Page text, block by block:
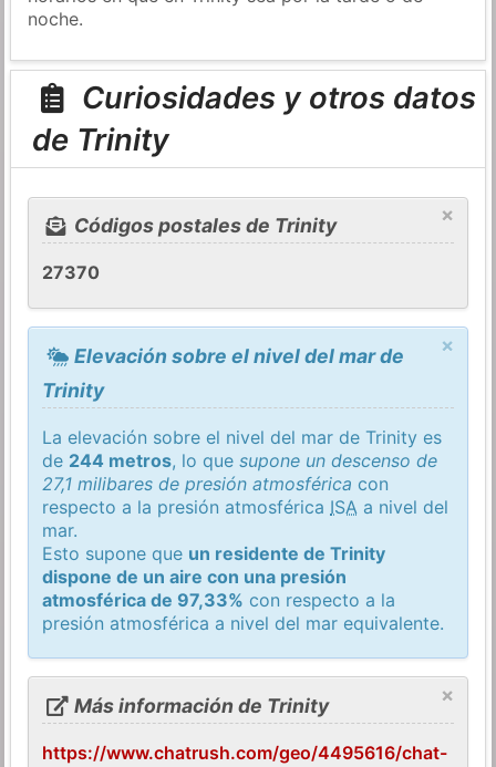
noche.
Curiosidades y otros datos
de Trinity
×
Códigos postales de Trinity
27370
×
Elevación sobre el nivel del mar de
Trinity
La elevación sobre el nivel del mar de Trinity es
de 244 metros, lo quesupone un descenso de
27,1 milibares de presión atmosférica con
respecto a la presión atmosférica ISA a nivel del
mar.
Esto supone que un residente de Trinity
dispone de un aire con una presión
atmosférica de 97,33% con respecto a la
presión atmosférica a nivel del mar equivalente.
×
Más información de Trinity
https://www.chatrush.com/geo/4495616/chat-